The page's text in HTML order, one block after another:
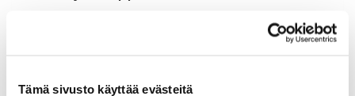
Tämä sivusto käyttää evästeitä